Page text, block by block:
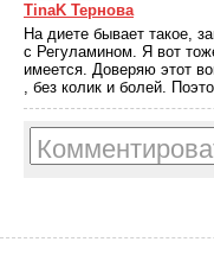
TinaK Тернова
На диете бывает такое,
с Регуламином. Я вот
имеется. Доверяю этот
, без колик и болей.